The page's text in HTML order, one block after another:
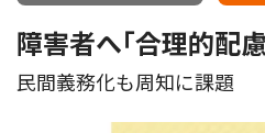
障害者へ｢合理的配
民間義務化も周知に課題